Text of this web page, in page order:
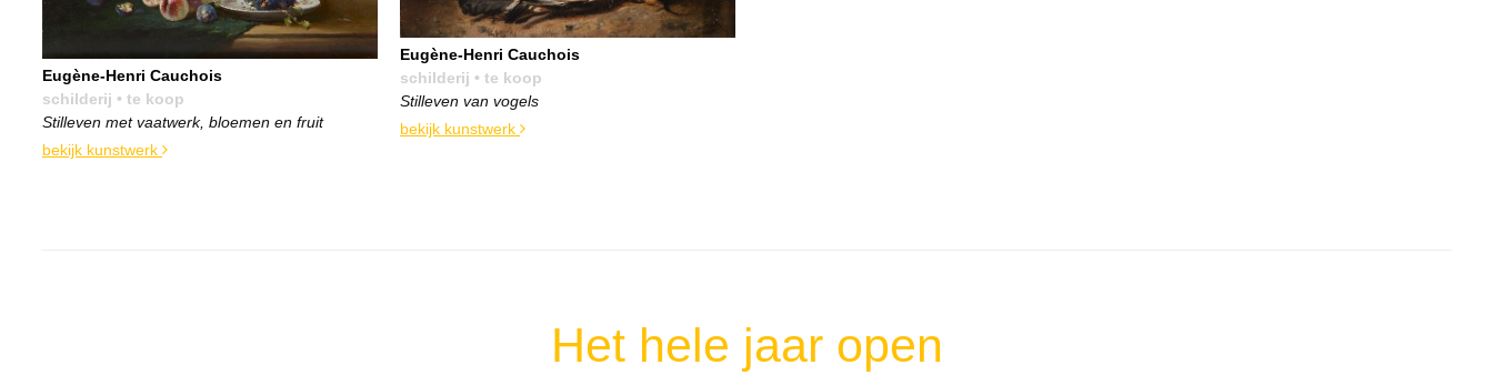
Eugène-Henri Cauchois
schilderij • te koop
Stilleven met vaatwerk, bloemen en fruit
bekijk kunstwerk
Eugène-Henri Cauchois
schilderij • te koop
Stilleven van vogels
bekijk kunstwerk
Het hele jaar open